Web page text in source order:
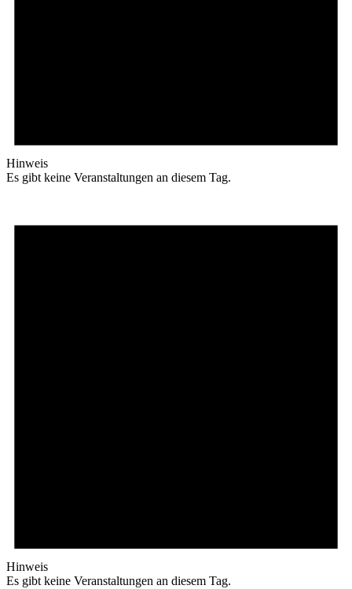
Hinweis
Es gibt keine Veranstaltungen an diesem Tag.
Hinweis
Es gibt keine Veranstaltungen an diesem Tag.